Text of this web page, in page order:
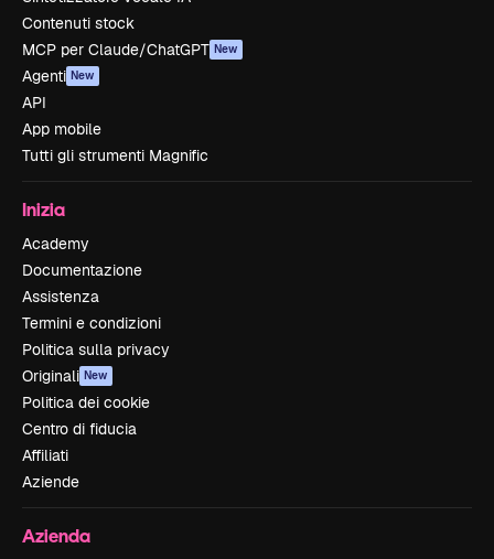
Contenuti stock
MCP per Claude/ChatGPT New
Agenti New
API
App mobile
Tutti gli strumenti Magnific
Inizia
Academy
Documentazione
Assistenza
Termini e condizioni
Politica sulla privacy
Originali New
Politica dei cookie
Centro di fiducia
Affiliati
Aziende
Azienda